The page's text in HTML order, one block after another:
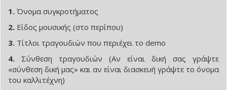
1. Όνομα συγκροτήματος
2. Είδος μουσικής (στο περίπου)
3. Τίτλοι τραγουδιών που περιέχει το demo
4. Σύνθεση τραγουδιών (Αν είναι δική σας γράψτε
«σύνθεση δική μας» και αν είναι διασκευή γράψτε το όνομα
του καλλιτέχνη)